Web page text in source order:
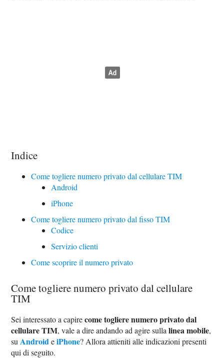
Indice
Come togliere numero privato dal cellulare TIM
Android
iPhone
Come togliere numero privato dal fisso TIM
Codice
Servizio clienti
Come scoprire il numero privato
Come togliere numero privato dal cellulare
TIM
Sei interessato a capirecome togliere numero privato dal
cellulare TIM, vale a dire andando ad agire sullalinea mobile,
su AndroideiPhone? Allora attieniti alle indicazioni presenti
qui di seguito.